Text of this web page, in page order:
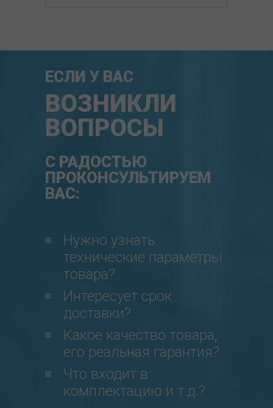
ЕСЛИ У ВАС
ВОЗНИКЛИ
ВОПРОСЫ
С РАДОСТЬЮ
ПРОКОНСУЛЬТИРУЕМ
ВАС:
Нужно узнать
технические параметры
товара?
Интересует срок
доставки?
Какое качество товара,
его реальная гарантия?
Что входит в
комплектацию и т.д.?